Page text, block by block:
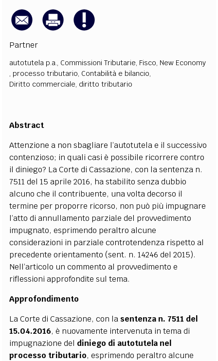
Partner
autotutela p.a., Commissioni Tributarie, Fisco, New Economy
, processo tributario, Contabilità e bilancio,
Diritto commerciale, diritto tributario
Abstract
Attenzione a non sbagliare l’autotutela e il successivo
contenzioso; in quali casi è possibile ricorrere contro
il diniego? La Corte di Cassazione, con la sentenza n.
7511 del 15 aprile 2016, ha stabilito senza dubbio
alcuno che il contribuente, una volta decorso il
termine per proporre ricorso, non può più impugnare
l’atto di annullamento parziale del provvedimento
impugnato, esprimendo peraltro alcune
considerazioni in parziale controtendenza rispetto al
precedente orientamento (sent. n. 14246 del 2015).
Nell’articolo un commento al provvedimento e
riflessioni approfondite sul tema.
Approfondimento
La Corte di Cassazione, con la sentenza n. 7511 del
15.04.2016, è nuovamente intervenuta in tema di
impugnazione del diniego di autotutela nel
processo tributario, esprimendo peraltro alcune